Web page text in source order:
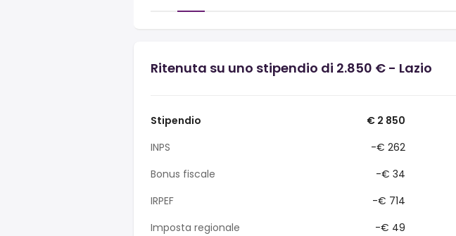
Ritenuta su uno stipendio di 2.850 € - Lazio
Stipendio
€ 2 850
INPS
-€ 262
Bonus fiscale
-€ 34
IRPEF
-€ 714
Imposta regionale
-€ 49